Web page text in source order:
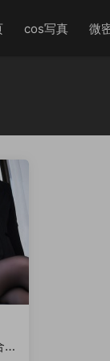
cos写真 微